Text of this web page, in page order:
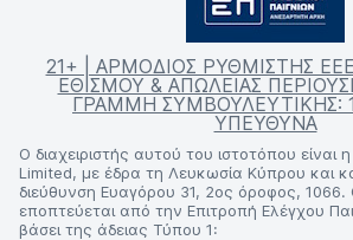
21+ | ΑΡΜΟΔΙΟΣ ΡΥΘΜΙΣΤΗΣ
ΕΘΙΣΜΟΥ & ΑΠΩΛΕΙΑΣ
ΓΡΑΜΜΗ ΣΥΜΒΟΥΛΕΥΤΙΚΗΣ:
ΥΠΕΥΘΥΝΑ
Ο διαχειριστής αυτού του ιστοτόπου είναι η
Limited, με έδρα τη Λευκωσία Κύπρου και
διεύθυνση Ευαγόρου 31, 2ος όροφος, 1066.
εποπτεύεται από την Επιτροπή Ελέγχου
βάσει της άδειας Τύπου 1: